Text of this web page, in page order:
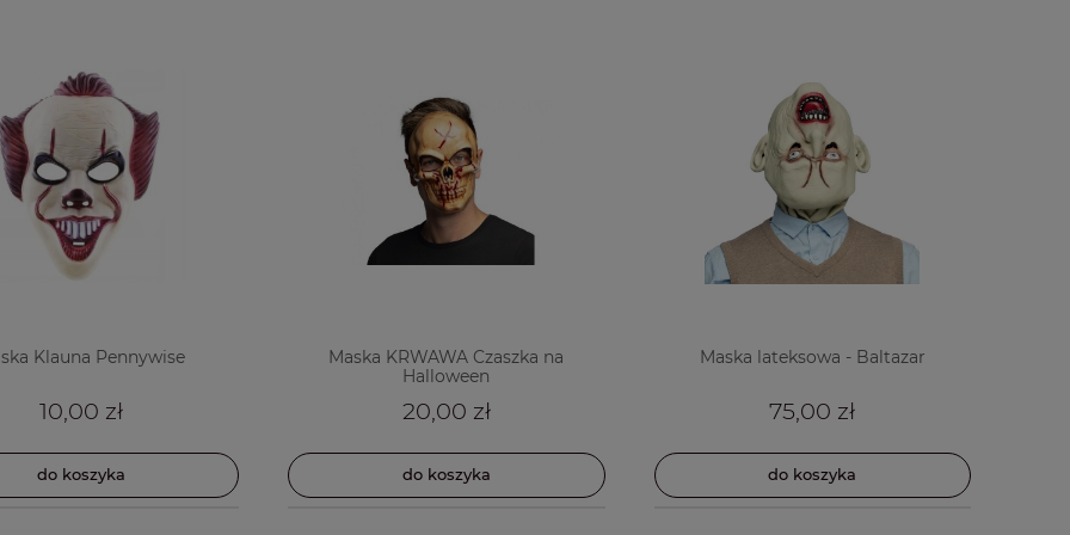
Klauna Pennywise
10,00 zł
do koszyka
Maska KRWAWA Czaszka na
Halloween
20,00 zł
do koszyka
Maska lateksowa - Baltazar
75,00 zł
do koszyka